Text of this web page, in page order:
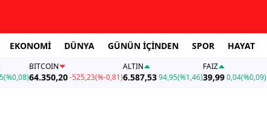
EKONOMİ DÜNYA GÜNÜN İÇİNDEN SPOR HAYAT
(%0,08)
BITCOIN
64.350,20-525,23(%-0,81)
ALTIN
6.587,5394,95(%1,46)
FAİZ
39,990,04(%0,09)